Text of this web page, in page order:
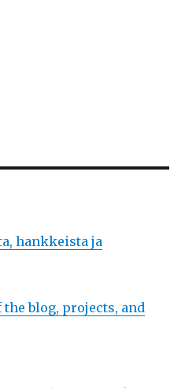
hankkeista ja
blog, projects, and